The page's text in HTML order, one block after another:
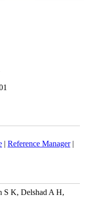
|Reference Manager
S K, Delshad A H,